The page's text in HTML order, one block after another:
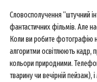
Словосполучення “штучний
фантастичних фільмів. Але
Коли ви робите фотографію
алгоритми освітлюють кадр,
кольори природними.
тварину чи вечірній пейзаж),